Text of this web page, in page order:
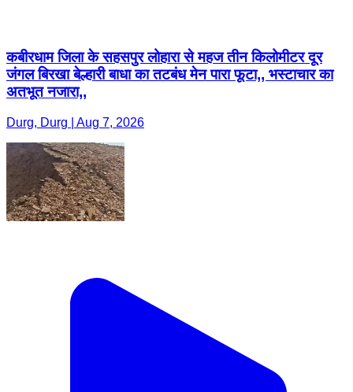
कबीरधाम जिला के सहसपुर लोहारा से महज तीन किलोमीटर दूर
जंगल बिरखा बेल्हारी बाधा का तटबंध मेन पारा फूटा,, भस्टाचार का
अतभूत नजारा,,
Durg, Durg | Aug 7, 2026